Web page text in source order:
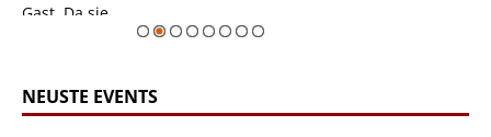
Gast. Da sie ...
NEUSTE EVENTS